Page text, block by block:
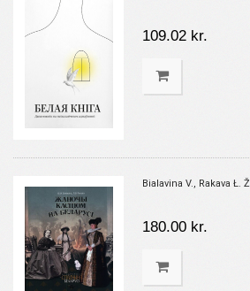
109.02 kr.
Bialavina V., Rakava Ł.
180.00 kr.